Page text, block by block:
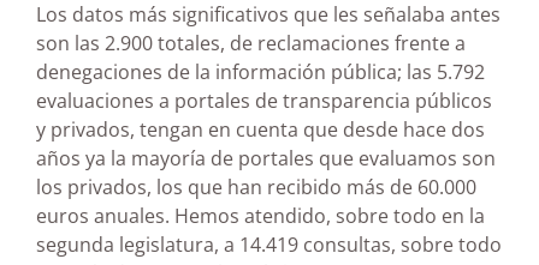
Los datos más significativos que les señalaba antes
son las 2.900 totales, de reclamaciones frente a
denegaciones de la información pública; las 5.792
evaluaciones a portales de transparencia públicos
y privados, tengan en cuenta que desde hace dos
años ya la mayoría de portales que evaluamos son
los privados, los que han recibido más de 60.000
euros anuales. Hemos atendido, sobre todo en la
segunda legislatura, a 14.419 consultas, sobre todo